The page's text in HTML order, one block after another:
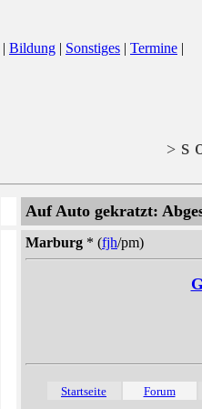
| Bildung | Sonstiges | Termine |
> s
Auf Auto gekratzt:
Marburg * (fjh/pm)
Startseite Forum